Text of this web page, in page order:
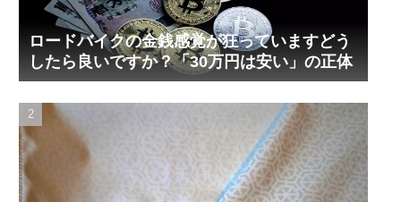
ロードバイクの金銭感覚が狂っていますどう
したら良いですか？「30万円は安い」の正体